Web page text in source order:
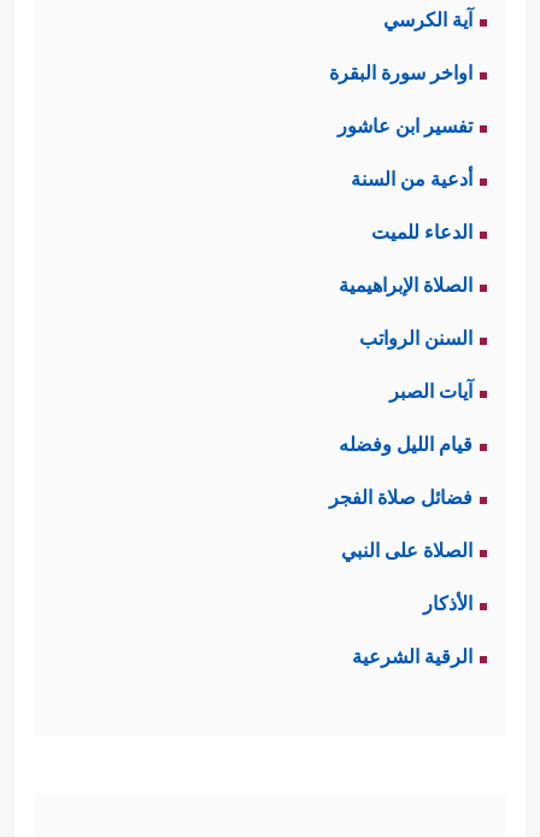
آية الكرسي
اواخر سورة البقرة
تفسير ابن عاشور
أدعية من السنة
الدعاء للميت
الصلاة الإبراهيمية
السنن الرواتب
آيات الصبر
قيام الليل وفضله
فضائل صلاة الفجر
الصلاة على النبي
الأذكار
الرقية الشرعية